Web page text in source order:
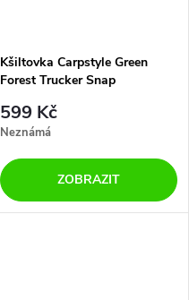
Kšiltovka Carpstyle Green
Forest Trucker Snap
599 Kč
Neznámá
ZOBRAZIT